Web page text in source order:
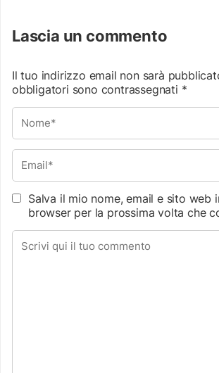
Lascia un commento
Il tuo indirizzo email non sarà
obbligatori sono contrassegnati *
Salva il mio nome, email e sito web
browser per la prossima volta che